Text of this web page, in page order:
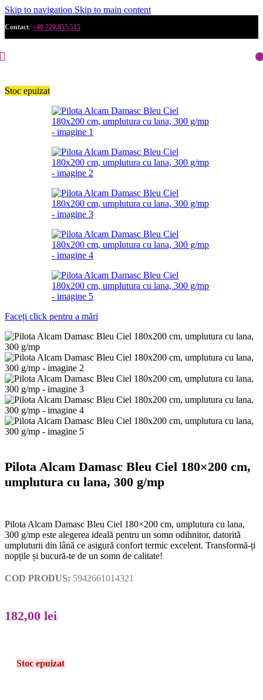
Skip to navigation Skip to main content
Contact: +40 720.855.515
Stoc epuizat
Faceți click pentru a mări
Pilota Alcam Damasc Bleu Ciel 180×200 cm,
umplutura cu lana, 300 g/mp
Pilota Alcam Damasc Bleu Ciel 180×200 cm, umplutura cu lana,
300 g/mp este alegerea ideală pentru un somn odihnitor, datorită
umpluturii din lână ce asigură confort termic excelent. Transformă-ți
nopțile și bucură-te de un somn de calitate!
COD PRODUS: 5942661014321
182,00 lei
Stoc epuizat